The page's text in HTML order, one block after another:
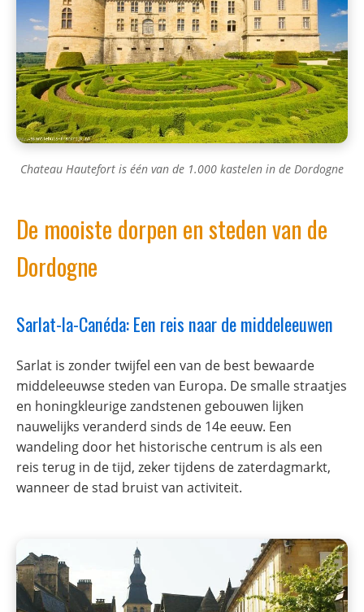
Chateau Hautefort is één van de 1.000 kastelen in de Dordogne
De mooiste dorpen en steden van de
Dordogne
Sarlat-la-Canéda: Een reis naar de middeleeuwen
Sarlat is zonder twijfel een van de best bewaarde
middeleeuwse steden van Europa. De smalle straatjes
en honingkleurige zandstenen gebouwen lijken
nauwelijks veranderd sinds de 14e eeuw. Een
wandeling door het historische centrum is als een
reis terug in de tijd, zeker tijdens de zaterdagmarkt,
wanneer de stad bruist van activiteit.